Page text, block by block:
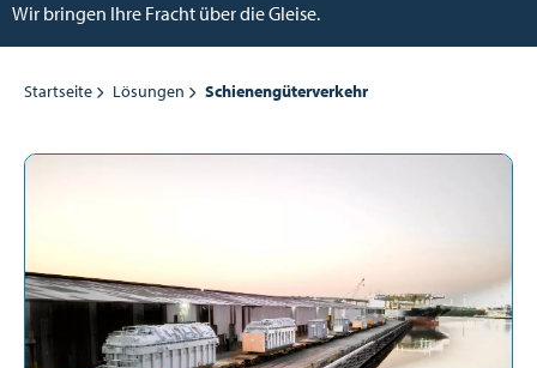
Wir bringen Ihre Fracht über die Gleise.
Startseite Lösungen Schienengüterverkehr